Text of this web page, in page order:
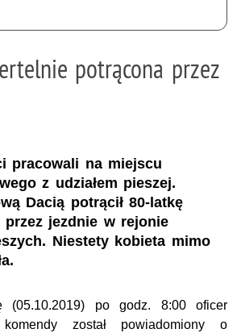
potrącona przez
pracowali na miejscu
z udziałem pieszej.
Dacią potrącił 80-latkę
przez jezdnie w rejonie
Niestety kobieta mimo
(05.10.2019) po godz. 8:00 oficer
został powiadomiony o